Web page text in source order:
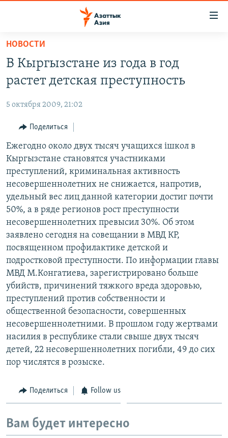
Вернуться
основному
содержанию
Вернутся
навигации
Вернутся
поиску
КАЗАХСТАН
УЗБЕКИСТАН
ТАДЖИКИСТАН
НОВОСТИ
ВОЙНА В УКРАИНЕ
НА ДРУГИХ ЯЗЫКАХ
ҚАЗАҚША
КЫРГЫЗЧА
ЎЗБЕКЧА
ТОҶИКӢ
TÜRKMENÇE
Все сайты РСЕ/РС
НОВОСТИ
В Кыргызстане из года в год
растет детская преступность
5 октября 2009, 21:02
Поделиться
Ежегодно около двух тысяч учащихся iшкол в
Кыргызстане становятся участниками
преступлений, криминальная активность
несовершеннолетних не снижается, напротив,
удельный вес лиц данной категории достиг почти
50%, а в ряде регионов рост преступности
несовершеннолетних превысил 30%. Об этом
заявлено сегодня на совещании в МВД КР,
посвященном профилактике детской и
подростковой преступности. По информации главы
МВД М.Конгатиева, зарегистрировано больше
убийств, причинений тяжкого вреда здоровью,
преступлений против собственности и
общественной безопасности, совершенных
несовершеннолетними. В прошлом году жертвами
насилия в республике стали свыше двух тысяч
детей, 22 несовершеннолетних погибли, 49 до сих
пор числятся в розыске.
Поделиться Follow us
Вам будет интересно